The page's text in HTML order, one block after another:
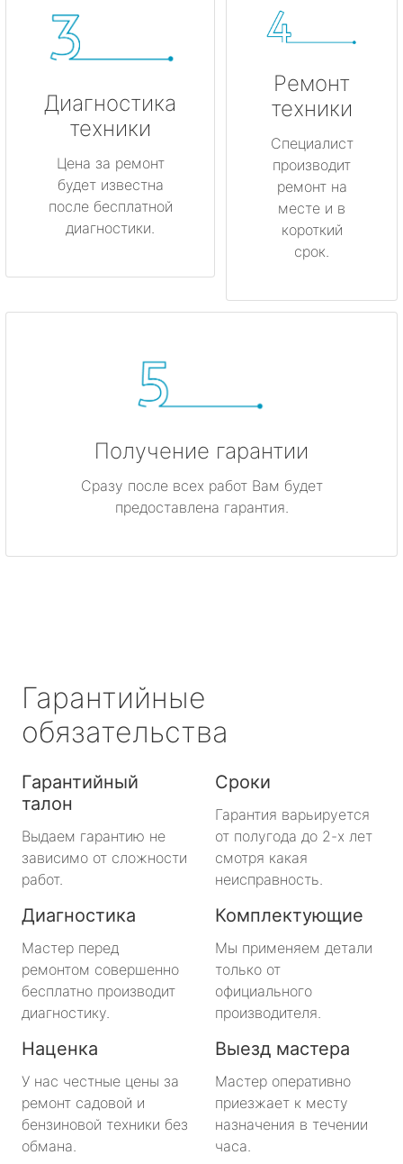
Диагностика
техники
Цена за ремонт
будет известна
после бесплатной
диагностики.
Ремонт
техники
Специалист
производит
ремонт на
месте и в
короткий
срок.
Получение гарантии
Сразу после всех работ Вам будет
предоставлена гарантия.
Гарантийные
обязательства
Гарантийный
талон
Выдаем гарантию не
зависимо от сложности
работ.
Сроки
Гарантия варьируется
от полугода до 2-х лет
смотря какая
неисправность.
Диагностика
Мастер перед
ремонтом совершенно
бесплатно производит
диагностику.
Комплектующие
Мы применяем детали
только от
официального
производителя.
Наценка
У нас честные цены за
ремонт садовой и
бензиновой техники без
обмана.
Выезд мастера
Мастер оперативно
приезжает к месту
назначения в течении
часа.